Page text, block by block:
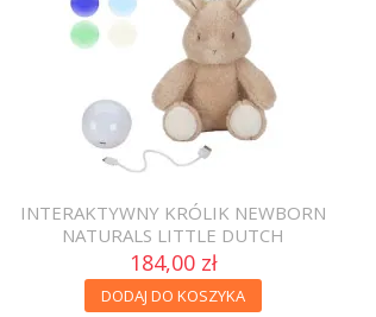
INTERAKTYWNY KRÓLIK NEWBORN
NATURALS LITTLE DUTCH
184,00 zł
DODAJ DO KOSZYKA